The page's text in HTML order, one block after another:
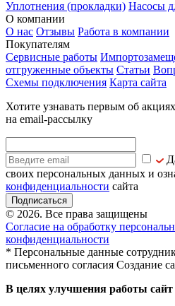
Уплотнения (прокладки) Насосы
О компании
О нас Отзывы Работа в компании
Покупателям
Сервисные работы
отгруженные объекты Статьи
Схемы подключения Карта сайта
Хотите узнавать первым об
на email-рассылку
своих персональных данных и
конфиденциальности сайта
Подписаться
© 2026. Все права защищены
Согласие на обработку
конфиденциальности
* Персональные данные
письменного согласия Создание
В целях улучшения работы сайт